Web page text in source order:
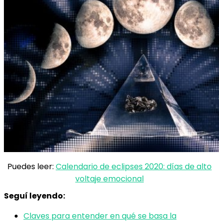
Puedes leer: Calendario de eclipses 2020: días de alto
voltaje emocional
Seguí leyendo:
Claves para entender en qué se basa la